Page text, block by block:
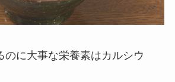
のに大事な栄養素はカルシウ